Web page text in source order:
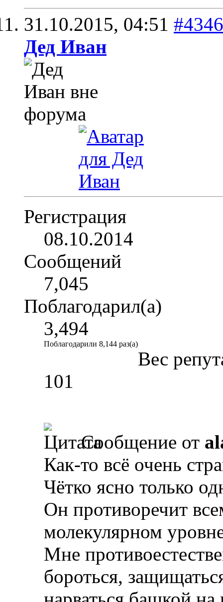
31.10.2015, 04:51 #4346
Дед Иван
Регистрация
08.10.2014
Сообщений
7,045
Поблагодарил(а)
3,494
Поблагодарили 8,144 раз(а)
Вес
101
Сообщение от
Как-то всё очень
Чётко ясно только
Он противоречит
молекулярном
Мне
бороться,